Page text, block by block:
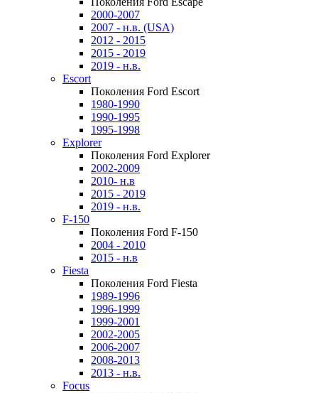
2000-2007
2007 - н.в. (USA)
2012 - 2015
2015 - 2019
2019 - н.в.
Escort
Поколения Ford Escort
1980-1990
1990-1995
1995-1998
Explorer
Поколения Ford Explorer
2002-2009
2010- н.в
2015 - 2019
2019 - н.в.
F-150
Поколения Ford F-150
2004 - 2010
2015 - н.в
Fiesta
Поколения Ford Fiesta
1989-1996
1996-1999
1999-2001
2002-2005
2006-2007
2008-2013
2013 - н.в.
Focus